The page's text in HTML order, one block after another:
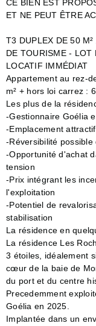
CE BIEN EST
ET NE PEUT ÊTRE
T3 DUPLEX DE 50
DE TOURISME - LOT
LOCATIF IMMÉDIAT
Appartement au rez-
m² + hors loi carrez :
Les plus de la
-Gestionnaire Goélia
-Emplacement
-Réversibilité
-Opportunité d'achat
tension
-Prix intégrant les
l'exploitation
-Potentiel de
stabilisation
La résidence en
La résidence Les
3 étoiles, idéalement
cœur de la baie de
du port et du centre
Precedemment
Goélia en 2025.
Implantée dans un